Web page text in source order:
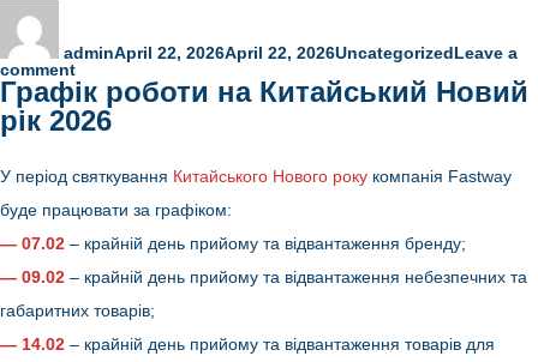
adminApril 22, 2026April 22, 2026UncategorizedLeave a
commenton
Травневі
свята
2026
Графік роботи на Китайський Новий
рік 2026
У період святкування Китайського Нового року компанія Fastway
буде працювати за графіком:
— 07.02 – крайній день прийому та відвантаження бренду;
— 09.02 – крайній день прийому та відвантаження небезпечних та
габаритних товарів;
— 14.02 – крайній день прийому та відвантаження товарів для